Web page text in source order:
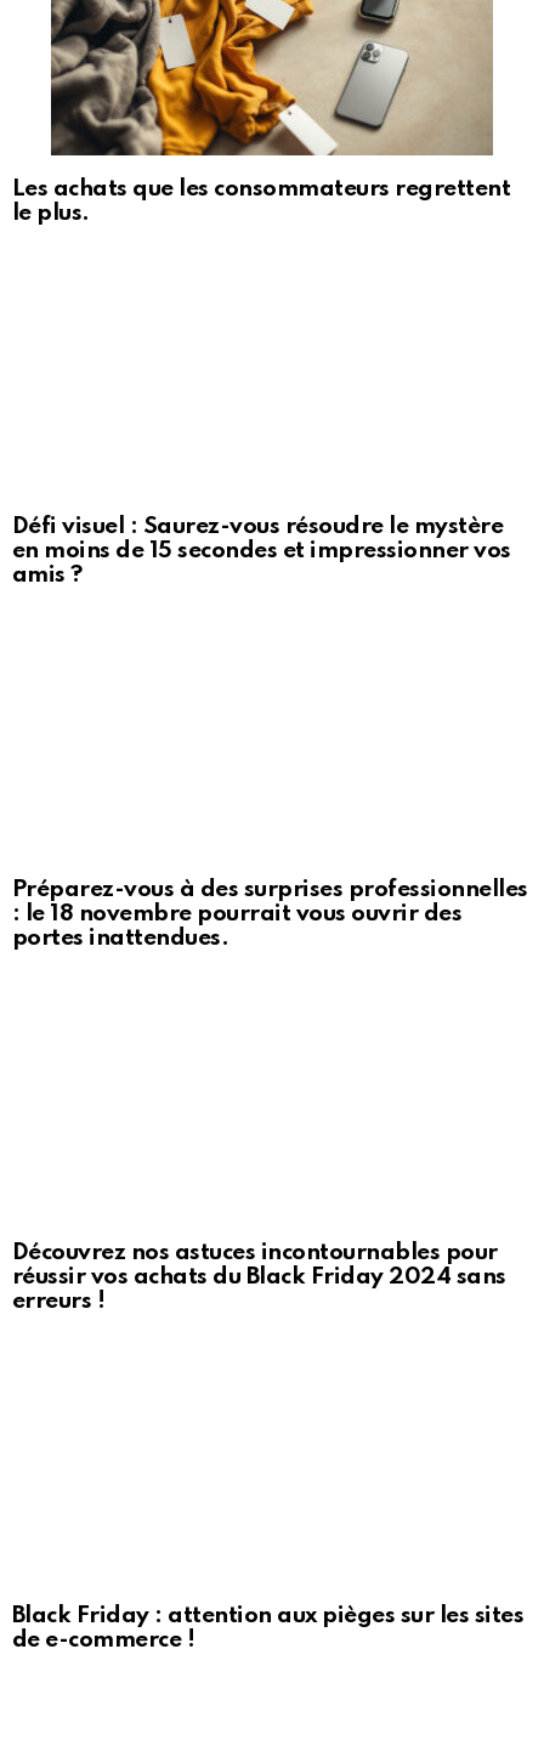
Les achats que les consommateurs regrettent
le plus.
Défi visuel : Saurez-vous résoudre le mystère
en moins de 15 secondes et impressionner vos
amis ?
Préparez-vous à des surprises professionnelles
: le 18 novembre pourrait vous ouvrir des
portes inattendues.
Découvrez nos astuces incontournables pour
réussir vos achats du Black Friday 2024 sans
erreurs !
Black Friday : attention aux pièges sur les sites
de e-commerce !